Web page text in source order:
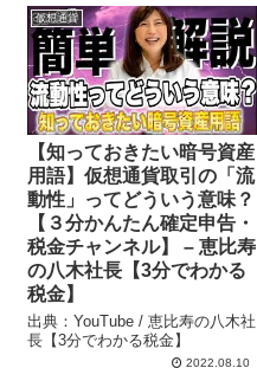
仮想通貨
【知っておきたい暗号資産
用語】仮想通貨取引の「流
動性」ってどういう意味？
【３分かんたん確定申告・
税金チャンネル】 – 恵比寿
の八木社長【3分でわかる
税金】
出典：YouTube / 恵比寿の八木社
長【3分でわかる税金】
2022.08.10